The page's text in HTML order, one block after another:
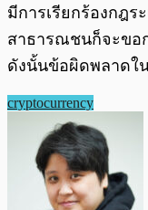
มีการเรียกร้องกฎ
สาธารณชนก็จะขอ
ดังนั้นข้อผิดพลาดใ
cryptocurrency